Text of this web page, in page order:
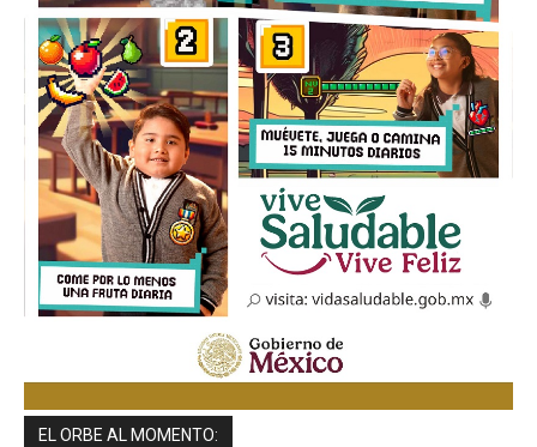
EL ORBE AL MOMENTO: